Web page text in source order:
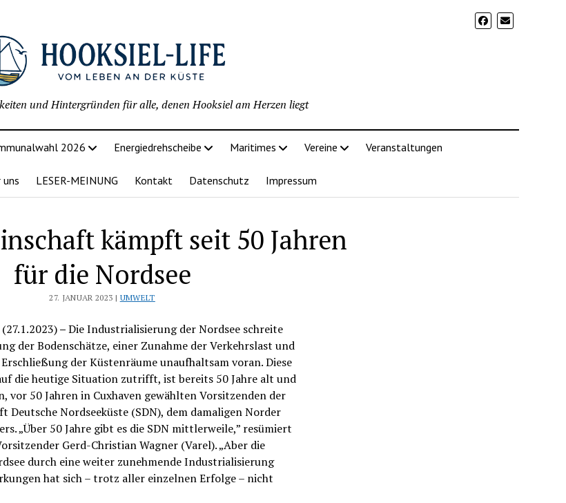
und Hintergründen für alle, denen Hooksiel am Herzen liegt
2026 Energiedrehscheibe Maritimes Vereine Veranstaltungen
uns LESER-MEINUNG Kontakt Datenschutz Impressum
kämpft seit 50 Jahren
für die Nordsee
27. JANUAR 2023 | UMWELT
–Die Industrialisierung der Nordsee schreite
der Bodenschätze, einer Zunahme der Verkehrslast und
der Küstenräume unaufhaltsam voran. Diese
die heutige Situation zutrifft, ist bereits 50 Jahre alt und
vor 50 Jahren in Cuxhaven gewählten Vorsitzenden der
Deutsche Nordseeküste (SDN), dem damaligen Norder
„Über 50 Jahre gibt es die SDN mittlerweile,” resümiert
Gerd-Christian Wagner (Varel). „Aber die
durch eine weiter zunehmende Industrialisierung
hat sich – trotz aller einzelnen Erfolge – nicht